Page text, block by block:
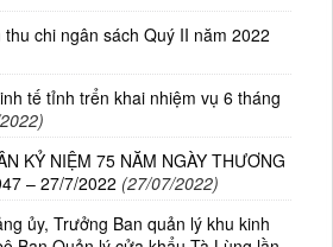
chi ngân sách Quý II năm 2022
tế tỉnh trển khai nhiệm vụ 6 tháng
KỶ NIỆM 75 NĂM NGÀY THƯƠNG
– 27/7/2022 (27/07/2022)
ủy, Trưởng Ban quản lý khu kinh